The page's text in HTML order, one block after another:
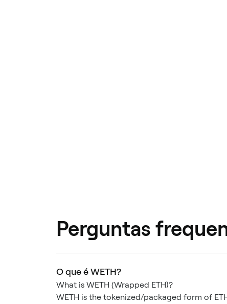
Perguntas
O que é WETH?
WETH is the tokenized/packaged form of